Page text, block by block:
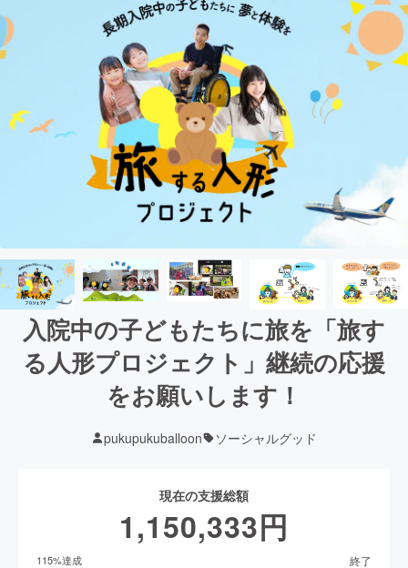
入院中の子どもたちに旅を「旅す
る人形プロジェクト」継続の応援
をお願いします！
pukupukuballoon ソーシャルグッド
現在の支援総額
1,150,333円
115%達成 終了